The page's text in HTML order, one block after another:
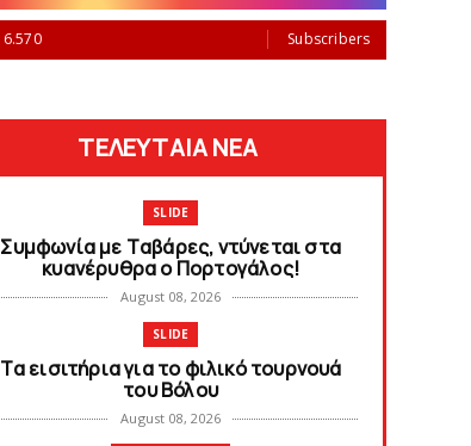
6.570 Subscribers
ΤΕΛΕΥΤΑΙΑ ΝΕΑ
SLIDE
Συμφωνία με Tαβάρες, ντύνεται στα
κυανέρυθρα ο Πορτογάλος!
August 08, 2026
SLIDE
Tα εισιτήρια για το φιλικό τουρνουά
του Bόλου
August 08, 2026